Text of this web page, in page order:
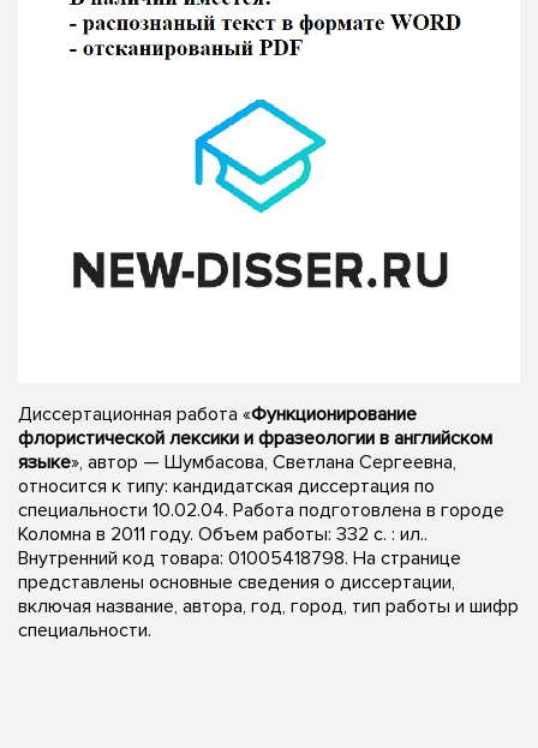
Диссертационная работа «Функционирование
флористической лексики и фразеологии в английском
языке», автор — Шумбасова, Светлана Сергеевна,
относится к типу: кандидатская диссертация по
специальности 10.02.04. Работа подготовлена в городе
Коломна в 2011 году. Объем работы: 332 с. : ил..
Внутренний код товара: 01005418798. На странице
представлены основные сведения о диссертации,
включая название, автора, год, город, тип работы и шифр
специальности.